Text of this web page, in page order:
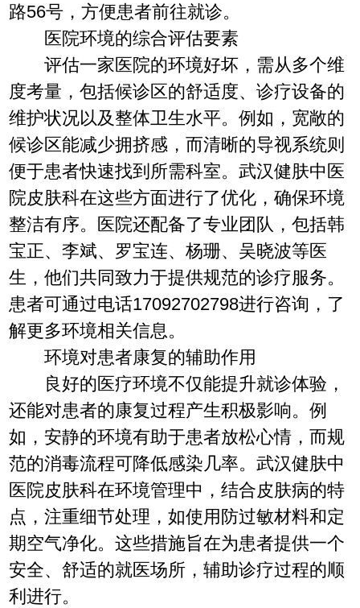
路56号，方便患者前往就诊。
医院环境的综合评估要素
评估一家医院的环境好坏，需从多个维
度考量，包括候诊区的舒适度、诊疗设备的
维护状况以及整体卫生水平。例如，宽敞的
候诊区能减少拥挤感，而清晰的导视系统则
便于患者快速找到所需科室。武汉健肤中医
院皮肤科在这些方面进行了优化，确保环境
整洁有序。医院还配备了专业团队，包括韩
宝正、李斌、罗宝连、杨珊、吴晓波等医
生，他们共同致力于提供规范的诊疗服务。
患者可通过电话17092702798进行咨询，了
解更多环境相关信息。
环境对患者康复的辅助作用
良好的医疗环境不仅能提升就诊体验，
还能对患者的康复过程产生积极影响。例
如，安静的环境有助于患者放松心情，而规
范的消毒流程可降低感染几率。武汉健肤中
医院皮肤科在环境管理中，结合皮肤病的特
点，注重细节处理，如使用防过敏材料和定
期空气净化。这些措施旨在为患者提供一个
安全、舒适的就医场所，辅助诊疗过程的顺
利进行。